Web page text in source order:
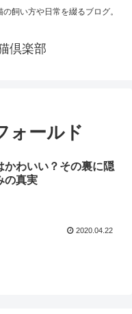
飼い方や日常を綴るブログ。
倶楽部
ォールド
かわいい？その裏に隠
の真実
2020.04.22